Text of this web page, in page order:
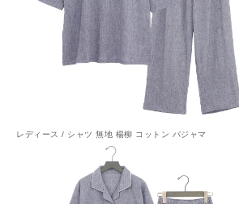
レディース / シャツ 無地 楊柳 コットン パジャマ